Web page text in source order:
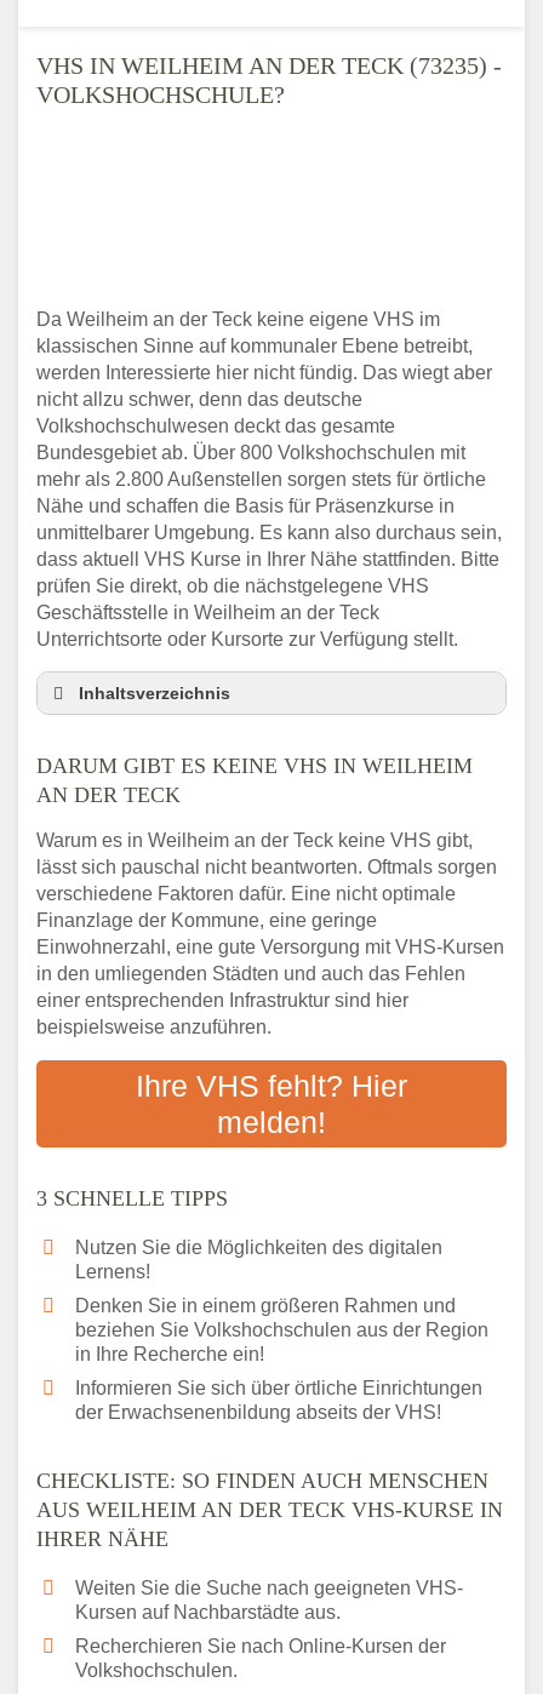
VHS IN WEILHEIM AN DER TECK (73235) -
VOLKSHOCHSCHULE?
Da Weilheim an der Teck keine eigene VHS im
klassischen Sinne auf kommunaler Ebene betreibt,
werden Interessierte hier nicht fündig. Das wiegt aber
nicht allzu schwer, denn das deutsche
Volkshochschulwesen deckt das gesamte
Bundesgebiet ab. Über 800 Volkshochschulen mit
mehr als 2.800 Außenstellen sorgen stets für örtliche
Nähe und schaffen die Basis für Präsenzkurse in
unmittelbarer Umgebung. Es kann also durchaus sein,
dass aktuell VHS Kurse in Ihrer Nähe stattfinden. Bitte
prüfen Sie direkt, ob die nächstgelegene VHS
Geschäftsstelle in Weilheim an der Teck
Unterrichtsorte oder Kursorte zur Verfügung stellt.
Inhaltsverzeichnis
Teck
3 schnelle Tipps
Weilheim an der Teck VHS-Kurse in Ihrer
Nähe
Abendschule in der Region rund um
Weilheim an der Teck
VHS steht für Erwachsenenbildung
Online-Kurse: Alternative Angebote zum
VHS-Kurs
Checkliste: Darauf kommt es bei
Bildungsangeboten an
Das bundesweite Volkshochschulwesen
DARUM GIBT ES KEINE VHS IN WEILHEIM
AN DER TECK
Warum es in Weilheim an der Teck keine VHS gibt,
lässt sich pauschal nicht beantworten. Oftmals sorgen
verschiedene Faktoren dafür. Eine nicht optimale
Finanzlage der Kommune, eine geringe
Einwohnerzahl, eine gute Versorgung mit VHS-Kursen
in den umliegenden Städten und auch das Fehlen
einer entsprechenden Infrastruktur sind hier
beispielsweise anzuführen.
Ihre VHS fehlt? Hier
melden!
3 SCHNELLE TIPPS
Nutzen Sie die Möglichkeiten des digitalen
Lernens!
Denken Sie in einem größeren Rahmen und
beziehen Sie Volkshochschulen aus der Region
in Ihre Recherche ein!
Informieren Sie sich über örtliche Einrichtungen
der Erwachsenenbildung abseits der VHS!
CHECKLISTE: SO FINDEN AUCH MENSCHEN
AUS WEILHEIM AN DER TECK VHS-KURSE IN
IHRER NÄHE
Weiten Sie die Suche nach geeigneten VHS-
Kursen auf Nachbarstädte aus.
Recherchieren Sie nach Online-Kursen der
Volkshochschulen.